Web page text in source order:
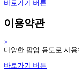
바로가기 버튼
이용약관
×
다양한 팝업 용도로 사
바로가기 버튼